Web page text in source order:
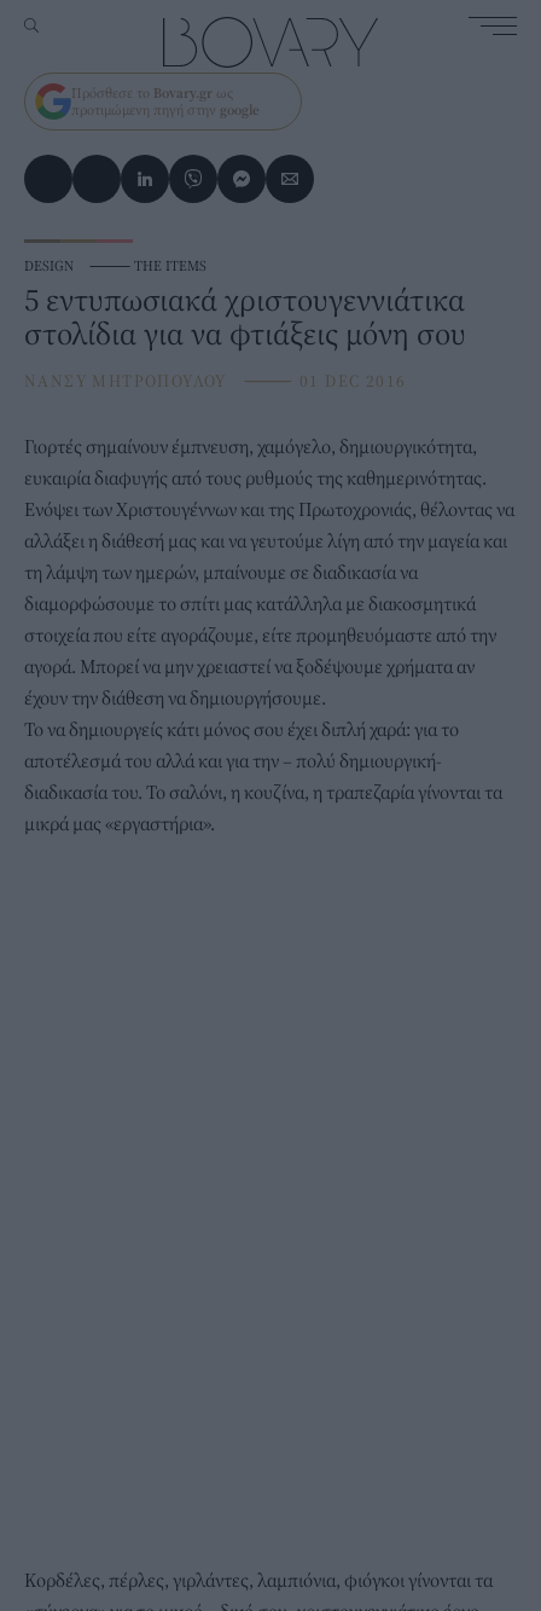
Πρόσθεσε το Bovary.gr ως
προτιμώμενη πηγή στην google
DESIGN ⸻ THE ITEMS
5 εντυπωσιακά χριστουγεννιάτικα
στολίδια για να φτιάξεις μόνη σου
ΝΑΝΣΥ ΜΗΤΡΟΠΟΥΛΟΥ ⸻ 01 DEC 2016
Γιορτές σημαίνουν έμπνευση, χαμόγελο, δημιουργικότητα,
ευκαιρία διαφυγής από τους ρυθμούς της καθημερινότητας.
Ενόψει των Χριστουγέννων και της Πρωτοχρονιάς, θέλοντας να
αλλάξει η διάθεσή μας και να γευτούμε λίγη από την μαγεία και
τη λάμψη των ημερών, μπαίνουμε σε διαδικασία να
διαμορφώσουμε το σπίτι μας κατάλληλα με διακοσμητικά
στοιχεία που είτε αγοράζουμε, είτε προμηθευόμαστε από την
αγορά. Μπορεί να μην χρειαστεί να ξοδέψουμε χρήματα αν
έχουν την διάθεση να δημιουργήσουμε.
Το να δημιουργείς κάτι μόνος σου έχει διπλή χαρά: για το
αποτέλεσμά του αλλά και για την – πολύ δημιουργική-
διαδικασία του. Το σαλόνι, η κουζίνα, η τραπεζαρία γίνονται τα
μικρά μας «εργαστήρια».
Κορδέλες, πέρλες, γιρλάντες, λαμπιόνια, φιόγκοι γίνονται τα